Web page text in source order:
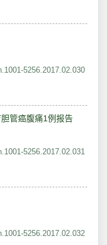
5256.2017.02.030
管癌腹痛1例报告
5256.2017.02.031
5256.2017.02.032